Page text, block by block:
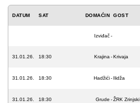
DATUM SAT DOMAĆIN GOST
Izviđač-
31.01.26. 18:30 Krajina -Krivaja
31.01.26. 18:30 Hadžići- Ilidža
31.01.26. 18:30 Grude -ŽRK Zrinjski